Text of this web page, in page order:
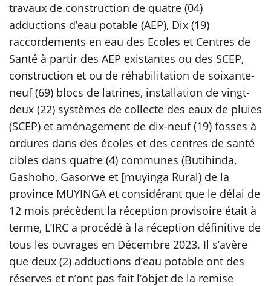
travaux de construction de quatre (04)
adductions d’eau potable (AEP), Dix (19)
raccordements en eau des Ecoles et Centres de
Santé à partir des AEP existantes ou des SCEP,
construction et ou de réhabilitation de soixante-
neuf (69) blocs de latrines, installation de vingt-
deux (22) systèmes de collecte des eaux de pluies
(SCEP) et aménagement de dix-neuf (19) fosses à
ordures dans des écoles et des centres de santé
cibles dans quatre (4) communes (Butihinda,
Gashoho, Gasorwe et [muyinga Rural) de la
province MUYINGA et considérant que le délai de
12 mois précèdent la réception provisoire était à
terme, L’IRC a procédé à la réception définitive de
tous les ouvrages en Décembre 2023. Il s’avère
que deux (2) adductions d’eau potable ont des
réserves et n’ont pas fait l’objet de la remise